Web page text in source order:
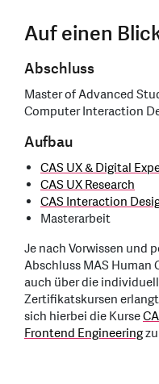
Auf einen
Abschluss
Master of Advanced
Computer Interaction
Aufbau
CAS UX & Digital
CAS UX Research
CAS Interaction
Masterarbeit
Je nach Vorwissen und
Abschluss MAS
auch über die
Zertifikatskursen
sich hierbei die Kurse
Frontend Engineering